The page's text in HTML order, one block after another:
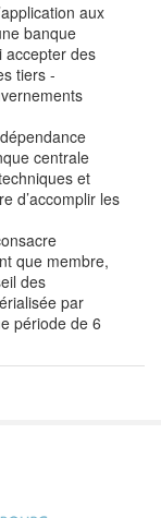
aux
banque
accepter des
tiers -
centrale
et
d’accomplir les
que membre,
des
par
période de 6